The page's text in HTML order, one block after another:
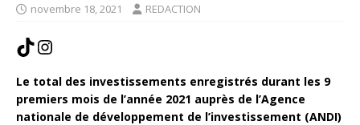
novembre 18, 2021 REDACTION
Le total des investissements enregistrés durant les 9
premiers mois de l’année 2021 auprès de l’Agence
nationale de développement de l’investissement (ANDI)